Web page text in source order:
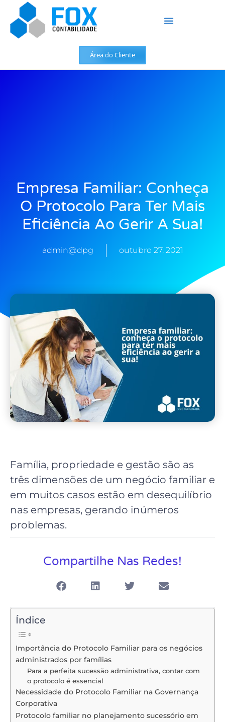
Área do Cliente
Empresa Familiar: Conheça
O Protocolo Para Ter Mais
Eficiência Ao Gerir A Sua!
admin@dpg outubro 27, 2021
Família, propriedade e gestão são as
três dimensões de um negócio familiar e
em muitos casos estão em desequilíbrio
nas empresas, gerando inúmeros
problemas.
Compartilhe Nas Redes!
Índice
Importância do Protocolo Familiar para os negócios
administrados por famílias
Para a perfeita sucessão administrativa, contar com
o protocolo é essencial
Necessidade do Protocolo Familiar na Governança
Corporativa
Protocolo familiar no planejamento sucessório em